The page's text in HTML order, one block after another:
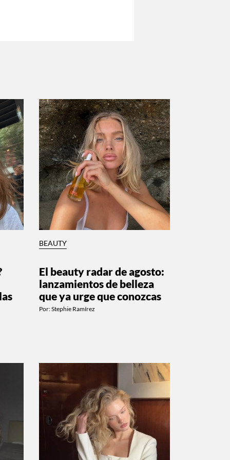
BEAUTY
El beauty radar de agosto:
lanzamientos de belleza
que ya urge que conozcas
Por:Stephie Ramírez